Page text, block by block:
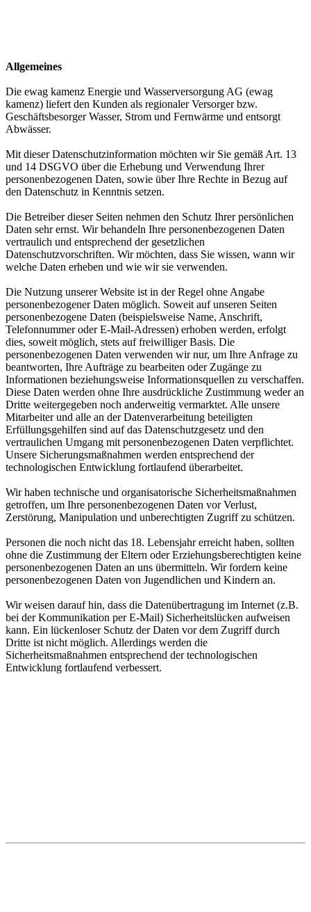
Allgemeines
Die ewag kamenz Energie und Wasserversorgung AG (ewag
kamenz) liefert den Kunden als regionaler Versorger bzw.
Geschäftsbesorger Wasser, Strom und Fernwärme und entsorgt
Abwässer.
Mit dieser Datenschutzinformation möchten wir Sie gemäß Art. 13
und 14 DSGVO über die Erhebung und Verwendung Ihrer
personenbezogenen Daten, sowie über Ihre Rechte in Bezug auf
den Datenschutz in Kenntnis setzen.
Die Betreiber dieser Seiten nehmen den Schutz Ihrer persönlichen
Daten sehr ernst. Wir behandeln Ihre personenbezogenen Daten
vertraulich und entsprechend der gesetzlichen
Datenschutzvorschriften. Wir möchten, dass Sie wissen, wann wir
welche Daten erheben und wie wir sie verwenden.
Die Nutzung unserer Website ist in der Regel ohne Angabe
personenbezogener Daten möglich. Soweit auf unseren Seiten
personenbezogene Daten (beispielsweise Name, Anschrift,
Telefonnummer oder E-Mail-Adressen) erhoben werden, erfolgt
dies, soweit möglich, stets auf freiwilliger Basis. Die
personenbezogenen Daten verwenden wir nur, um Ihre Anfrage zu
beantworten, Ihre Aufträge zu bearbeiten oder Zugänge zu
Informationen beziehungsweise Informationsquellen zu verschaffen.
Diese Daten werden ohne Ihre ausdrückliche Zustimmung weder an
Dritte weitergegeben noch anderweitig vermarktet. Alle unsere
Mitarbeiter und alle an der Datenverarbeitung beteiligten
Erfüllungsgehilfen sind auf das Datenschutzgesetz und den
vertraulichen Umgang mit personenbezogenen Daten verpflichtet.
Unsere Sicherungsmaßnahmen werden entsprechend der
technologischen Entwicklung fortlaufend überarbeitet.
Wir haben technische und organisatorische Sicherheitsmaßnahmen
getroffen, um Ihre personenbezogenen Daten vor Verlust,
Zerstörung, Manipulation und unberechtigten Zugriff zu schützen.
Personen die noch nicht das 18. Lebensjahr erreicht haben, sollten
ohne die Zustimmung der Eltern oder Erziehungsberechtigten keine
personenbezogenen Daten an uns übermitteln. Wir fordern keine
personenbezogenen Daten von Jugendlichen und Kindern an.
Wir weisen darauf hin, dass die Datenübertragung im Internet (z.B.
bei der Kommunikation per E-Mail) Sicherheitslücken aufweisen
kann. Ein lückenloser Schutz der Daten vor dem Zugriff durch
Dritte ist nicht möglich. Allerdings werden die
Sicherheitsmaßnahmen entsprechend der technologischen
Entwicklung fortlaufend verbessert.